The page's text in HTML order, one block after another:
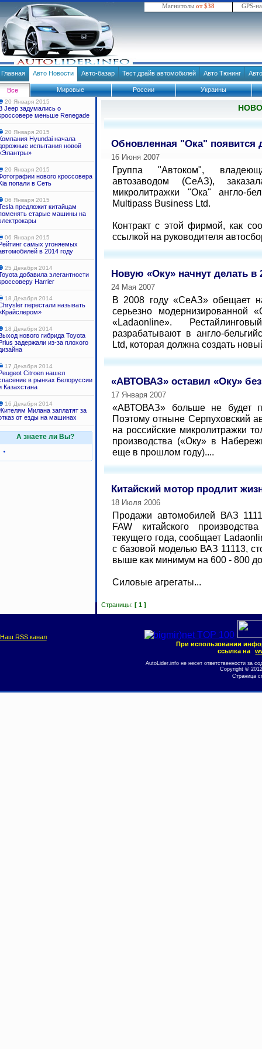
Магнитолы от $38 GPS-
Главная Авто Новости Авто-базар Тест драйв автомобилей Авто Тюнинг
Все Мировые России Украины
20 Января 2015
Jeep задумались о
меньше Renegade
20 Января 2015
Hyundai начала
испытания новой
20 Января 2015
нового кроссовера
попали в Сеть
06 Января 2015
предложит китайцам
старые машины на
06 Января 2015
самых угоняемых
в 2014 году
25 Декабря 2014
добавила элегантности
Harrier
18 Декабря 2014
перестали называть
18 Декабря 2014
нового гибрида Toyota
задержали из-за плохого
17 Декабря 2014
Citroen нашел
в рынках Белоруссии
Казахстана
16 Декабря 2014
Милана заплатят за
от езды на машинах
А знаете ли Вы?
Обновленная "Ока" появится
16 Июня 2007
Группа "Автоком",
автозаводом (СеАЗ),
микролитражки "Ока" англо-
Multipass Business Ltd.
Контракт с этой фирмой, как
ссылкой на руководителя
Новую «Оку» начнут делать в
24 Мая 2007
В 2008 году «СеАЗ» обещает
серьезно модернизированной
«Ladaonline».
разрабатывают в англо-
Ltd, которая должна создать
«АВТОВАЗ» оставил «Оку»
17 Января 2007
«АВТОВАЗ» больше не будет
Поэтому отныне Серпуховский
на российские микролитражки
производства («Оку» в
еще в прошлом году)....
Китайский мотор продлит
18 Июля 2006
Продажи автомобилей ВАЗ
FAW китайского
текущего года, сообщает
с базовой моделью ВАЗ 11113,
выше как минимум на 600 - 800
Силовые агрегаты...
Страницы: [ 1 ]
Наш RSS канал
При использовании
ссылка на
AutoLider.info не несет ответственности за
Copyright ©
Страница